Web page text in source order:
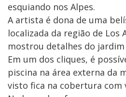
esquiando nos Alpes.
A artista é dona de uma
localizada da região de Los
mostrou detalhes do
Em um dos cliques, é
piscina na área externa da
visto fica na cobertura com